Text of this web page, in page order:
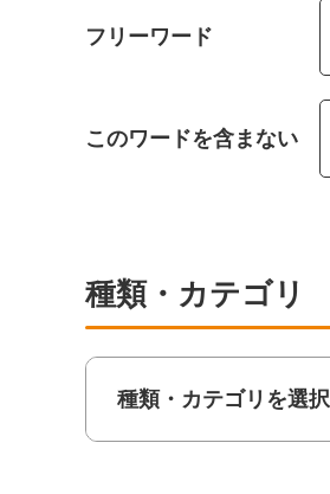
フリーワード
このワードを含まない
種類・カテゴリ
種類・カテゴリを選択